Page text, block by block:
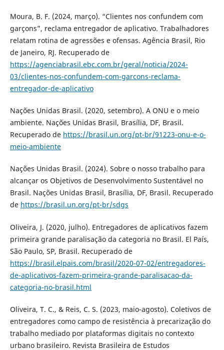
Moura, B. F. (2024, março). “Clientes nos confundem com
garçons”, reclama entregador de aplicativo. Trabalhadores
relatam rotina de agressões e ofensas. Agência Brasil, Rio
de Janeiro, RJ. Recuperado de
https://agenciabrasil.ebc.com.br/geral/noticia/2024-
03/clientes-nos-confundem-com-garcons-reclama-
entregador-de-aplicativo
Nações Unidas Brasil. (2020, setembro). A ONU e o meio
ambiente. Nações Unidas Brasil, Brasília, DF, Brasil.
Recuperado de https://brasil.un.org/pt-br/91223-onu-e-o-
meio-ambiente
Nações Unidas Brasil. (2024). Sobre o nosso trabalho para
alcançar os Objetivos de Desenvolvimento Sustentável no
Brasil. Nações Unidas Brasil, Brasília, DF, Brasil. Recuperado
de https://brasil.un.org/pt-br/sdgs
Oliveira, J. (2020, julho). Entregadores de aplicativos fazem
primeira grande paralisação da categoria no Brasil. El País,
São Paulo, SP, Brasil. Recuperado de
https://brasil.elpais.com/brasil/2020-07-02/entregadores-
de-aplicativos-fazem-primeira-grande-paralisacao-da-
categoria-no-brasil.html
Oliveira, T. C., & Reis, C. S. (2023, maio-agosto). Coletivos de
entregadores como campo de resistência à precarização do
trabalho mediado por plataformas digitais no contexto
urbano brasileiro. Revista Brasileira de Estudos